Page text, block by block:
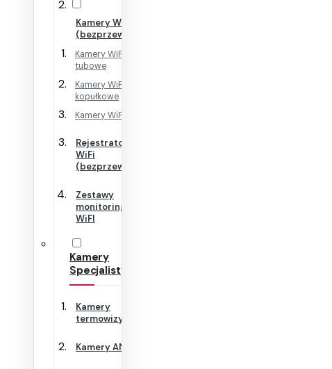
Kamery WiFi
(bezprzewodowe)
Kamery WiFi
tubowe
Kamery WiFi
kopułkowe
Kamery WiFi Cube
Rejestratory
WiFi
(bezprzewodowe)
Zestawy
monitoringu
WiFI
Kamery
Specjalistyczne
Kamery
termowizyjne
Kamery ANPR